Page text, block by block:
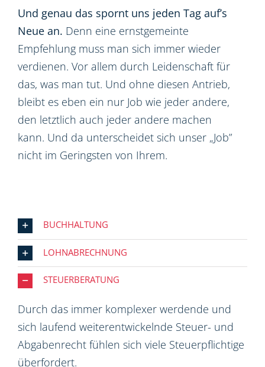
Und genau das spornt uns jeden Tag auf’s
Neue an. Denn eine ernstgemeinte
Empfehlung muss man sich immer wieder
verdienen. Vor allem durch Leidenschaft für
das, was man tut. Und ohne diesen Antrieb,
bleibt es eben ein nur Job wie jeder andere,
den letztlich auch jeder andere machen
kann. Und da unterscheidet sich unser „Job”
nicht im Geringsten von Ihrem.
BUCHHALTUNG
LOHNABRECHNUNG
STEUERBERATUNG
Durch das immer komplexer werdende und
sich laufend weiterentwickelnde Steuer- und
Abgabenrecht fühlen sich viele Steuerpflichtige
überfordert.